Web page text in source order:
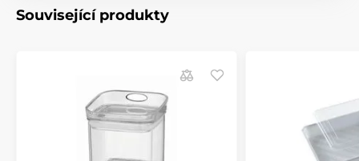
Související produkty